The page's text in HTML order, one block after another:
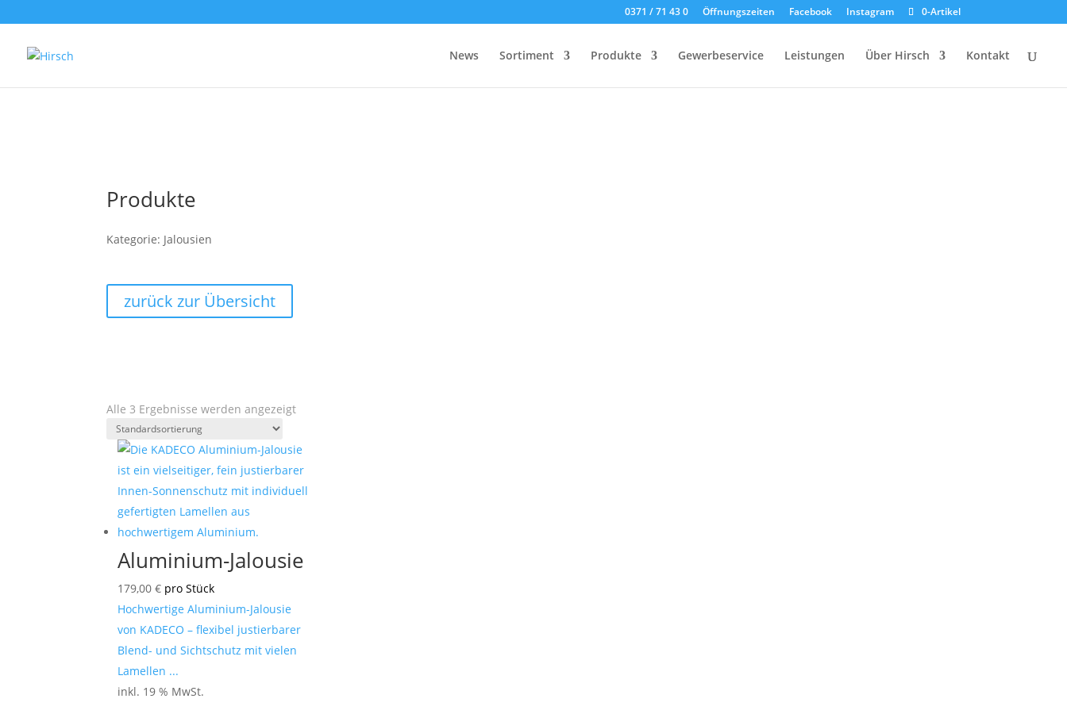
0371 / 71 43 0 Öffnungszeiten Facebook Instagram 0-Artikel
News Sortiment Produkte Gewerbeservice Leistungen Über Hirsch Kontakt
Produkte
Kategorie: Jalousien
zurück zur Übersicht
Alle 3 Ergebnisse werden angezeigt
Aluminium-Jalousie
179,00€ pro Stück
Hochwertige Aluminium-Jalousie
von KADECO – flexibel justierbarer
Blend- und Sichtschutz mit vielen
Lamellen ...
inkl. 19 % MwSt.